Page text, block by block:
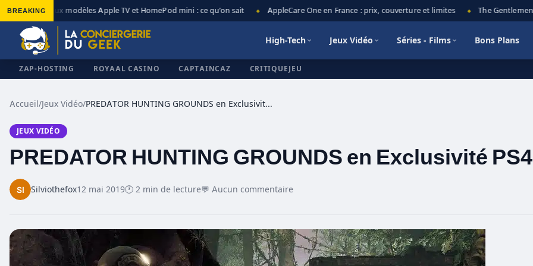
BREAKING
◆ Nouveaux modèles Apple TV et HomePod mini : ce qu’on sait AppleCare One en France : prix, couverture et limites The Gentlemen
High-Tech Jeux Vidéo Séries - Films Bons Plans
ZAP-HOSTING ROYAAL CASINO CAPTAINCAZ CRITIQUEJEU
Accueil/Jeux Vidéo/ PREDATOR HUNTING GROUNDS en Exclusivité PS4
JEUX VIDÉO
PREDATOR HUNTING GROUNDS en Exclusivité PS4
Silviothefox12 mai 2019🕐 2 min de lecture💬 Aucun commentaire